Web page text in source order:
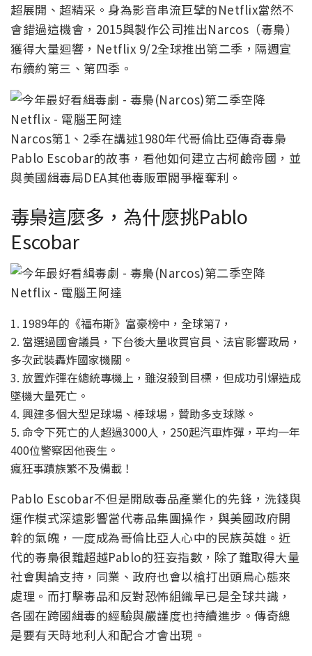
超展開、超精采。身為影音串流巨擘的Netflix當然不
會錯過這機會，2015與製作公司推出Narcos（毒梟）
獲得大量迴響，Netflix 9/2全球推出第二季，隔週宣
布續約第三、第四季。
Narcos第1、2季在講述1980年代哥倫比亞傳奇毒梟
Pablo Escobar的故事，看他如何建立古柯鹼帝國，並
與美國緝毒局DEA其他毒販軍閥爭權奪利。
毒梟這麼多，為什麼挑Pablo
Escobar
1. 1989年的《福布斯》富豪榜中，全球第7，
2. 當選過國會議員，下台後大量收買官員、法官影響政局，
多次武裝轟炸國家機關。
3. 放置炸彈在總統專機上，雖沒殺到目標，但成功引爆造成
墜機大量死亡。
4. 興建多個大型足球場、棒球場，贊助多支球隊。
5. 命令下死亡的人超過3000人，250起汽車炸彈，平均一年
400位警察因他喪生。
瘋狂事蹟族繁不及備載！
Pablo Escobar不但是開啟毒品產業化的先鋒，洗錢與
運作模式深遠影響當代毒品集團操作，與美國政府開
幹的氣魄，一度成為哥倫比亞人心中的民族英雄。近
代的毒梟很難超越Pablo的狂妄指數，除了難取得大量
社會輿論支持，同業、政府也會以槍打出頭鳥心態來
處理。而打擊毒品和反對恐怖組織早已是全球共識，
各國在跨國緝毒的經驗與嚴謹度也持續進步。傳奇總
是要有天時地利人和配合才會出現。